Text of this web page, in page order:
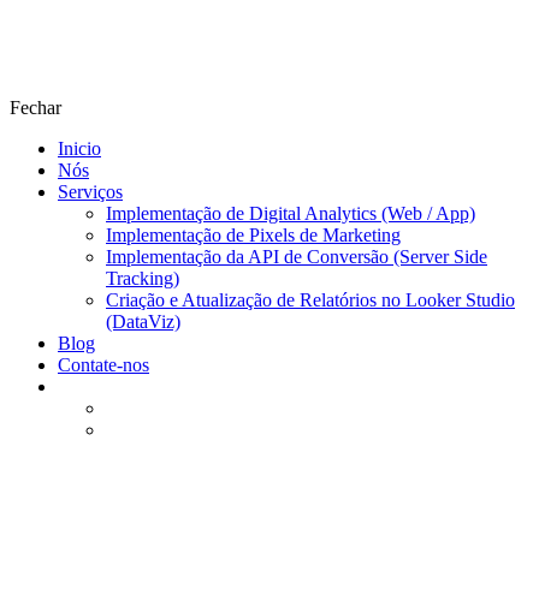
Fechar
Inicio
Nós
Serviços
Implementação de Digital Analytics (Web / App)
Implementação de Pixels de Marketing
Implementação da API de Conversão (Server Side
Tracking)
Criação e Atualização de Relatórios no Looker Studio
(DataViz)
Blog
Contate-nos